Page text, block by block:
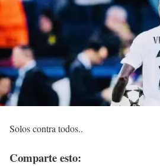
Solos contra todos..
Comparte esto: